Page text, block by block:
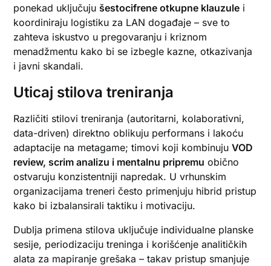
ponekad uključuju šestocifrene otkupne klauzule i
koordiniraju logistiku za LAN događaje – sve to
zahteva iskustvo u pregovaranju i kriznom
menadžmentu kako bi se izbegle kazne, otkazivanja
i javni skandali.
Uticaj stilova treniranja
Različiti stilovi treniranja (autoritarni, kolaborativni,
data-driven) direktno oblikuju performans i lakoću
adaptacije na metagame; timovi koji kombinujuVOD
review, scrim analizu i mentalnu pripremu obično
ostvaruju konzistentniji napredak. U vrhunskim
organizacijama treneri često primenjuju hibrid pristup
kako bi izbalansirali taktiku i motivaciju.
Dublja primena stilova uključuje individualne planske
sesije, periodizaciju treninga i korišćenje analitičkih
alata za mapiranje grešaka – takav pristup smanjuje